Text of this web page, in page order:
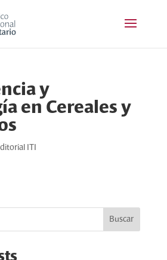
y
en Cereales y
ITI
Buscar